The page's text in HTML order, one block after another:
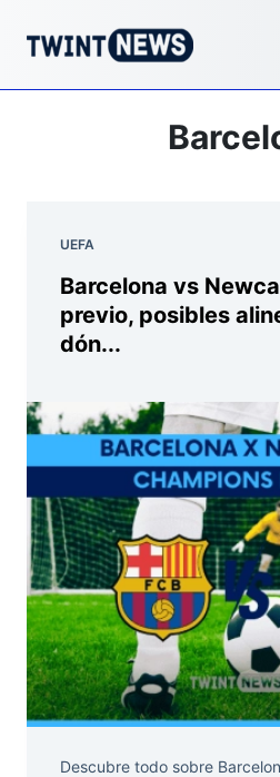
UEFA
Barcelona vs
previo, posibles
dón...
Descubre todo sobre